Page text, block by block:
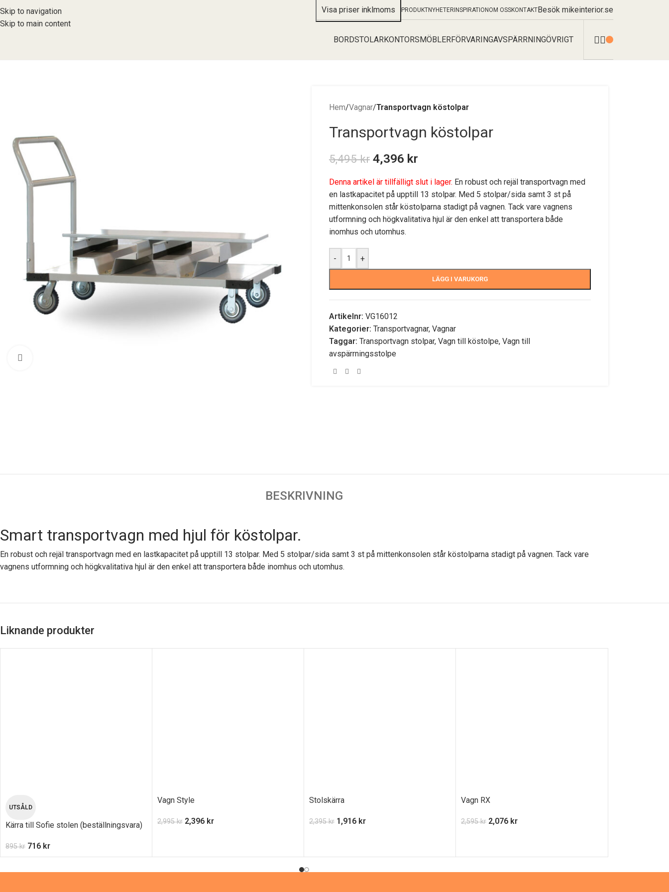
Skip to navigation
Skip to main content
PRODUKTNYHETERINSPIRATIONOM OSSKONTAKTBesök mikeinterior.se
BORDSTOLARKONTORSMÖBLERFÖRVARINGAVSPÄRRNINGÖVRIGT
Hem/Vagnar/Transportvagn köstolpar
Transportvagn köstolpar
5,495kr 4,396 kr
Denna artikel är tillfälligt slut i lager. En robust och rejäl transportvagn med
en lastkapacitet på upptill 13 stolpar. Med 5 stolpar/sida samt 3 st på
mittenkonsolen står köstolparna stadigt på vagnen. Tack vare vagnens
utformning och högkvalitativa hjul är den enkel att transportera både
inomhus och utomhus.
- +
LÄGG I VARUKORG
Artikelnr: VG16012
Kategorier: Transportvagnar, Vagnar
Taggar: Transportvagn stolpar, Vagn till köstolpe, Vagn till
avspärrningsstolpe
BESKRIVNING
Smart transportvagn med hjul för köstolpar.
En robust och rejäl transportvagn med en lastkapacitet på upptill 13 stolpar. Med 5 stolpar/sida samt 3 st på mittenkonsolen står köstolparna stadigt på vagnen. Tack vare
vagnens utformning och högkvalitativa hjul är den enkel att transportera både inomhus och utomhus.
Liknande produkter
UTSÅLD
Kärra till Sofie stolen (beställningsvara)
895kr 716 kr
Vagn Style
2,995kr 2,396 kr
Stolskärra
2,395kr 1,916 kr
Vagn RX
2,595kr 2,076 kr